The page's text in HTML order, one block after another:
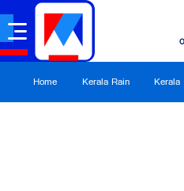
Home Kerala Rain Kerala